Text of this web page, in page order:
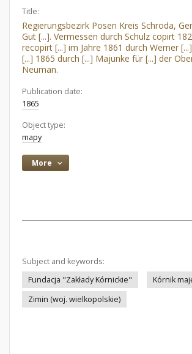
Title:
Regierungsbezirk Posen Kreis Schroda,
Gut [...]. Vermessen durch Schulz copirt
recopirt [...] im Jahre 1861 durch Werner
[...] 1865 durch [...] Majunke für [...] der
Neuman.
Publication date:
1865
Object type:
mapy
More
Subject and keywords:
Fundacja "Zakłady Kórnickie"
Kórnik
Zimin (woj. wielkopolskie)